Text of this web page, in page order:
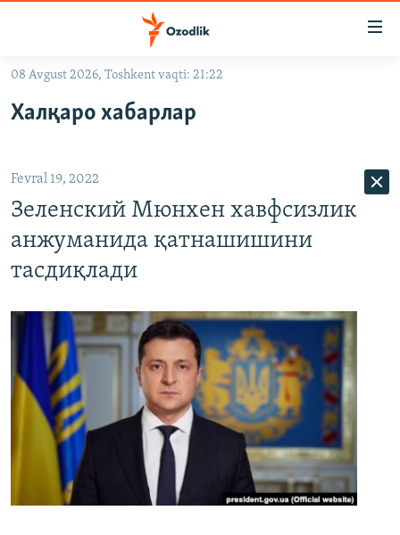
Асосий
навигацияга
Қидиришга
ўтинг
OZODVIDEO
На русском
ИЖТИМОИЙ ТАРМОҚЛАР
Озодлик бошқа тилларда
08 Avgust 2026, Toshkent vaqti: 21:22
Халқаро хабарлар
Fevral 19, 2022
Зеленский Мюнхен хавфсизлик
анжуманида қатнашишини
тасдиқлади